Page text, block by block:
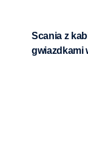
Scania z
gwiazdkami